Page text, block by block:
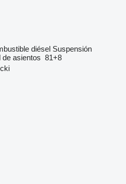
diésel Suspensión
de asientos 81+8